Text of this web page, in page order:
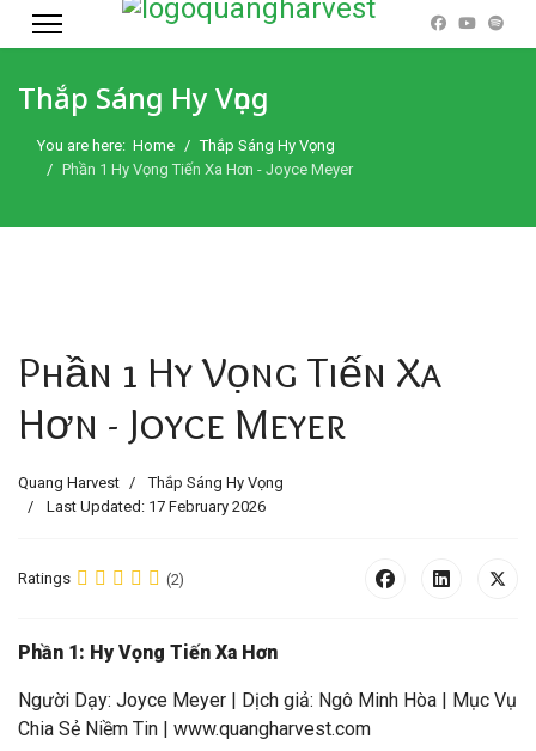
Thắp Sáng Hy Vọng
You are here: Home
Thắp Sáng Hy Vọng
Phần 1 Hy Vọng Tiến Xa Hơn - Joyce Meyer
Phần 1 Hy Vọng Tiến Xa
Hơn - Joyce Meyer
Quang Harvest
Thắp Sáng Hy Vọng
Last Updated: 17 February 2026
Ratings (2)
Phần 1: Hy Vọng Tiến Xa Hơn
Người Dạy: Joyce Meyer | Dịch giả: Ngô Minh Hòa | Mục Vụ
Chia Sẻ Niềm Tin | www.quangharvest.com